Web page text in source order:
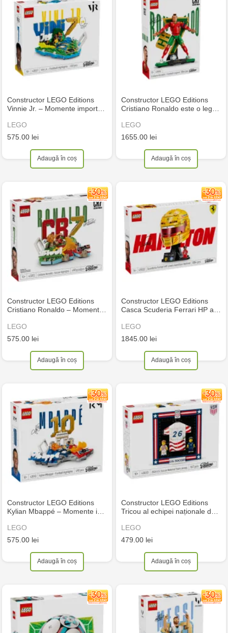
Constructor LEGO Editions
Vinnie Jr. – Momente import…
LEGO
575.00 lei
Adaugă în coș
Constructor LEGO Editions
Cristiano Ronaldo este o leg…
LEGO
1655.00 lei
Adaugă în coș
Constructor LEGO Editions
Cristiano Ronaldo – Moment…
LEGO
575.00 lei
Adaugă în coș
Constructor LEGO Editions
Casca Scuderia Ferrari HP a…
LEGO
1845.00 lei
Adaugă în coș
Constructor LEGO Editions
Kylian Mbappé – Momente i…
LEGO
575.00 lei
Adaugă în coș
Constructor LEGO Editions
Tricou al echipei naționale d…
LEGO
479.00 lei
Adaugă în coș